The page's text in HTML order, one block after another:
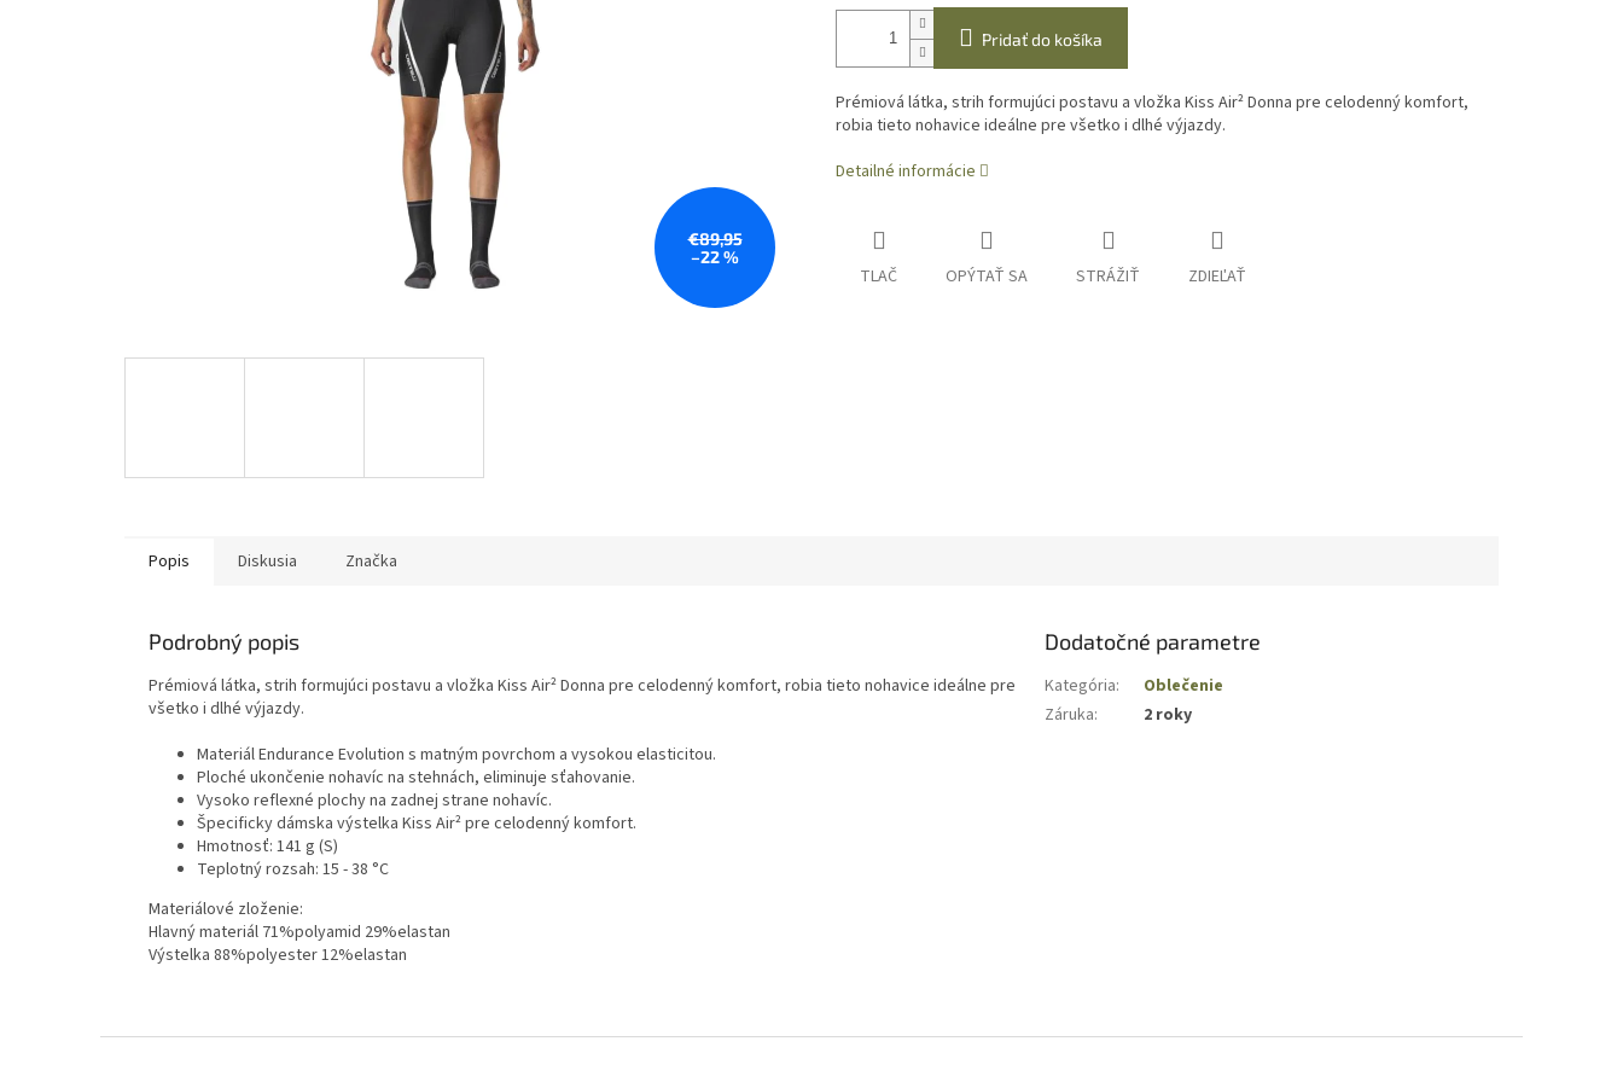
€89,95
–22 %
Pridať do košíka
Prémiová látka, strih formujúci postavu a vložka Kiss Air² Donna pre celodenný komfort,
robia tieto nohavice ideálne pre všetko i dlhé výjazdy.
Detailné informácie
TLAČ OPÝTAŤ SA STRÁŽIŤ ZDIEĽAŤ
Popis Diskusia Značka
Podrobný popis
Prémiová látka, strih formujúci postavu a vložka Kiss Air² Donna pre celodenný komfort, robia tieto nohavice ideálne pre
všetko i dlhé výjazdy.
Materiál Endurance Evolution s matným povrchom a vysokou elasticitou.
Ploché ukončenie nohavíc na stehnách, eliminuje sťahovanie.
Vysoko reflexné plochy na zadnej strane nohavíc.
Špecificky dámska výstelka Kiss Air² pre celodenný komfort.
Hmotnosť: 141 g (S)
Teplotný rozsah: 15 - 38 °C
Materiálové zloženie:
Hlavný materiál 71%polyamid 29%elastan
Výstelka 88%polyester 12%elastan
Dodatočné parametre
Kategória:
Oblečenie
Záruka: 2 roky